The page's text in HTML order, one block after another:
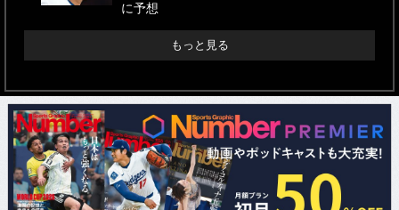
に予想
もっと見る